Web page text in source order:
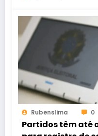
Rubenslima 0
Partidos têm até